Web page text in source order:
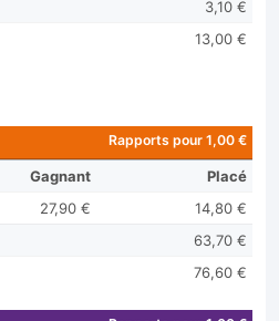
3,10 €
13,00 €
Rapports pour 1,00 €
Gagnant
Placé
27,90 €
14,80 €
63,70 €
76,60 €